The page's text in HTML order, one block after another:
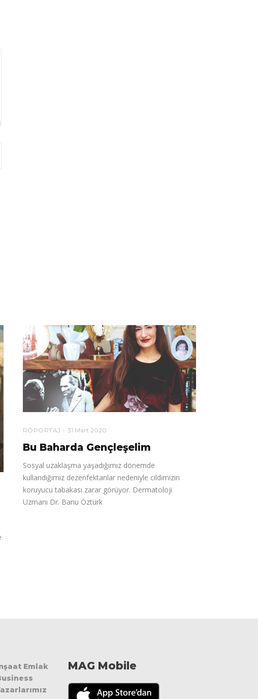
RÖPORTAJ 31 Mart 2020
Bu Baharda Gençleşelim
Sosyal uzaklaşma yaşadığımız dönemde
kullandığımız dezenfektanlar nedeniyle cildimizin
koruyucu tabakası zarar görüyor. Dermatoloji
Uzmanı Dr. Banu Öztürk
Emlak
MAG Mobile